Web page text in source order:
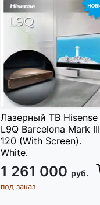
Лазерный ТВ Hisense
L9Q Barcelona Mark III
120 (With Screen).
White.
1 261 000 руб.
под заказ